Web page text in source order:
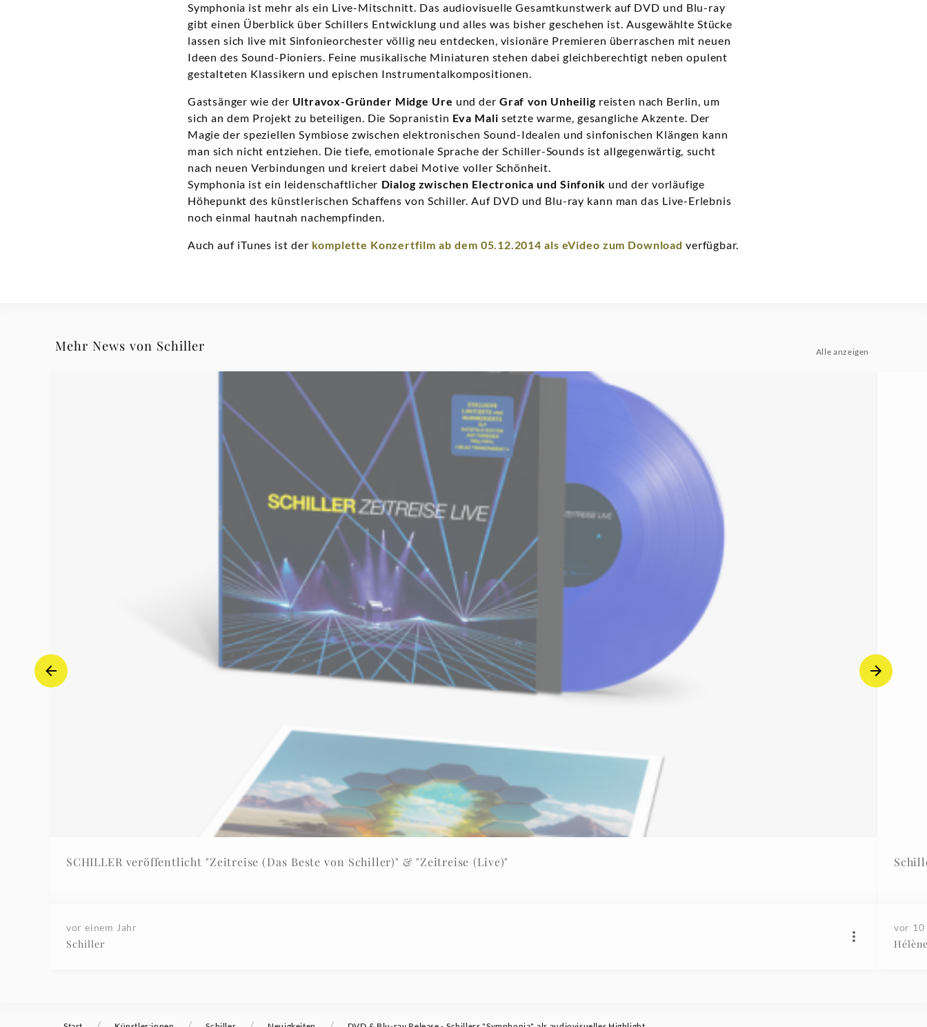
Symphonia ist mehr als ein Live-Mitschnitt. Das audiovisuelle Gesamtkunstwerk auf DVD und Blu-ray
gibt einen Überblick über Schillers Entwicklung und alles was bisher geschehen ist. Ausgewählte Stücke
lassen sich live mit Sinfonieorchester völlig neu entdecken, visionäre Premieren überraschen mit neuen
Ideen des Sound-Pioniers. Feine musikalische Miniaturen stehen dabei gleichberechtigt neben opulent
gestalteten Klassikern und epischen Instrumentalkompositionen.
Gastsänger wie der Ultravox-Gründer Midge Ure und derGraf von Unheiligreisten nach Berlin, um
sich an dem Projekt zu beteiligen. Die Sopranistin Eva Mali setzte warme, gesangliche Akzente. Der
Magie der speziellen Symbiose zwischen elektronischen Sound-Idealen und sinfonischen Klängen kann
man sich nicht entziehen. Die tiefe, emotionale Sprache der Schiller-Sounds ist allgegenwärtig, sucht
nach neuen Verbindungen und kreiert dabei Motive voller Schönheit.
Symphonia ist ein leidenschaftlicher Dialog zwischen Electronica und Sinfonik und der vorläufige
Höhepunkt des künstlerischen Schaffens von Schiller. Auf DVD und Blu-ray kann man das Live-Erlebnis
noch einmal hautnah nachempfinden.
Auch auf iTunes ist der komplette Konzertfilm ab dem 05.12.2014 als eVideo zum Download verfügbar.
Mehr News von Schiller Alle anzeigen
SCHILLER veröffentlicht "Zeitreise (Das Beste von Schiller)" & "Zeitreise (Live)"
vor einem Jahr
Schiller
vor 10